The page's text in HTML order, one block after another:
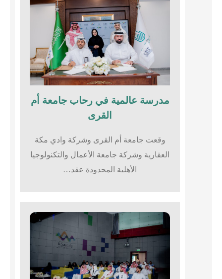
مدرسة عالمية في رحاب جامعة أم
القرى​
وقعت جامعة أم القرى وشركة وادي مكة
العقارية وشركة جامعة الأعمال والتكنولوجيا
الأهلية المحدودة عقد…